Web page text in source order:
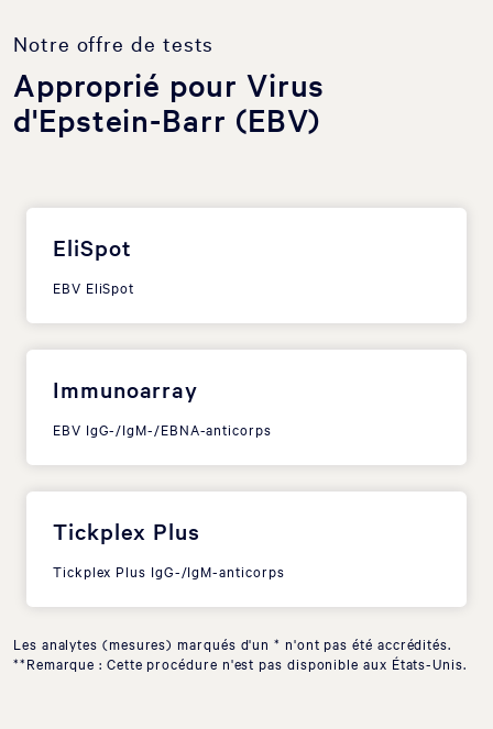
Notre offre de tests
Approprié pour Virus
d'Epstein-Barr (EBV)
EliSpot
EBV EliSpot
Immunoarray
EBV IgG-/IgM-/EBNA-anticorps
Tickplex Plus
Tickplex Plus IgG-/IgM-anticorps
Les analytes (mesures) marqués d'un * n'ont pas été accrédités.
**Remarque : Cette procédure n'est pas disponible aux États-Unis.